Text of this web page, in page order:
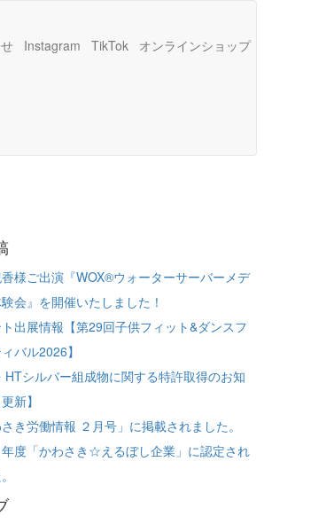
Instagram TikTok オンラインショップ
様ご出演『WOX®ウォーターサーバーメデ
会』を開催いたしました！
出展情報【第29回子供フィット&ダンスフ
バル2026】
HTシルバー組成物に関する特許取得のお知
新】
さき労働情報 ２月号」に掲載されました。
度「かわさき☆えるぼし企業」に認定され